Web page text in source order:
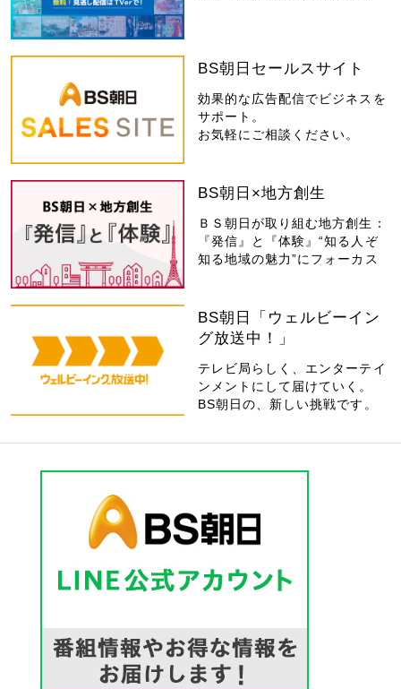
BS朝日セールスサイト
効果的な広告配信でビジネスを
サポート。
お気軽にご相談ください。
BS朝日×地方創生
ＢＳ朝日が取り組む地方創生：
『発信』と『体験』“知る人ぞ
知る地域の魅力”にフォーカス
BS朝日「ウェルビーイン
グ放送中！」
テレビ局らしく、エンターテイ
ンメントにして届けていく。
BS朝日の、新しい挑戦です。